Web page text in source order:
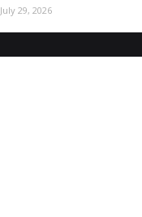
July 29, 2026